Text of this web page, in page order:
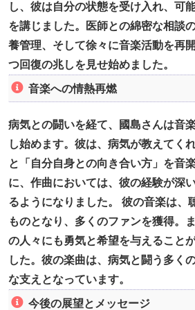
し、彼は自分の状態を受け入れ、可
を講じました。医師との綿密な相談
養管理、そして徐々に音楽活動を再
つ回復の兆しを見せ始めました。
音楽への情熱再燃
病気との闘いを経て、國島さんは音
し始めます。彼は、病気が教えてく
と「自分自身との向き合い方」を音
に、作曲においては、彼の経験が深
るようになりました。 彼の音楽は、
ものとなり、多くのファンを獲得。
の人々にも勇気と希望を与えること
した。彼の楽曲は、病気と闘う多く
な支えとなっています。
今後の展望とメッセージ